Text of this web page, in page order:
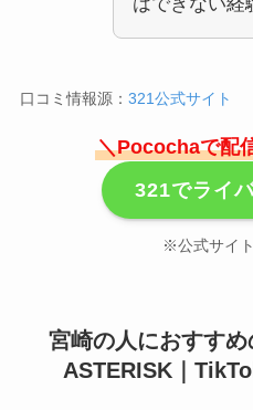
口コミ情報源： 321公式サイト
＼Pocochaで配
321でライ
※公式サイ
宮崎の人におすす
ASTERISK｜